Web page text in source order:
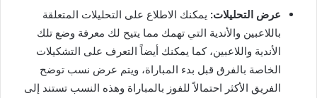
عرض التحليلات: يمكنك الاطلاع على التحليلات المتعلقة
باللاعبين والأندية التي تهمك مما يتيح لك معرفة وضع تلك
الأندية واللاعبين، كما يمكنك أيضاً التعرف على التشكيلات
الخاصة بالفرق قبل بدء المباراة، ويتم عرض نسب توضح
الفريق الأكثر احتمالاً للفوز بالمباراة وهذه النسب تستند إلى